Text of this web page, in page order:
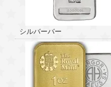
シルバーバー